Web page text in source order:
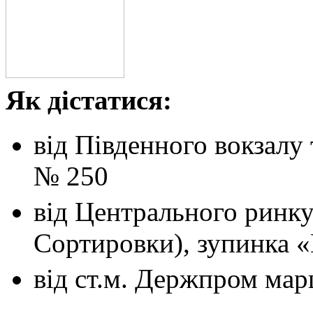
Як дістатися:
від Південного вокзалу
№ 250
від Центрального
Сортировки), зупинка
від ст.м. Держпром